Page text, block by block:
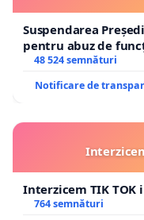
Suspendarea
pentru abuz de
48 524 semnături
Notificare de
Interzicem TIK TOK
764 semnături